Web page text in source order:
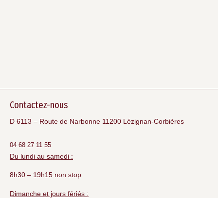
Contactez-nous
D 6113 – Route de Narbonne 11200 Lézignan-Corbières
04 68 27 11 55
Du lundi au samedi :
8h30 – 19h15 non stop
Dimanche et jours fériés :